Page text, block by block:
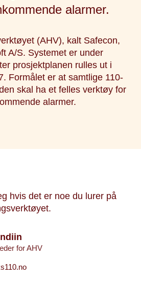
alarmer.
(AHV), kalt Safecon,
A/S. Systemet er under
prosjektplanen rulles ut i
Formålet er at samtlige 110-
skal ha et felles verktøy for
alarmer.
hvis det er noe du lurer på
for AHV